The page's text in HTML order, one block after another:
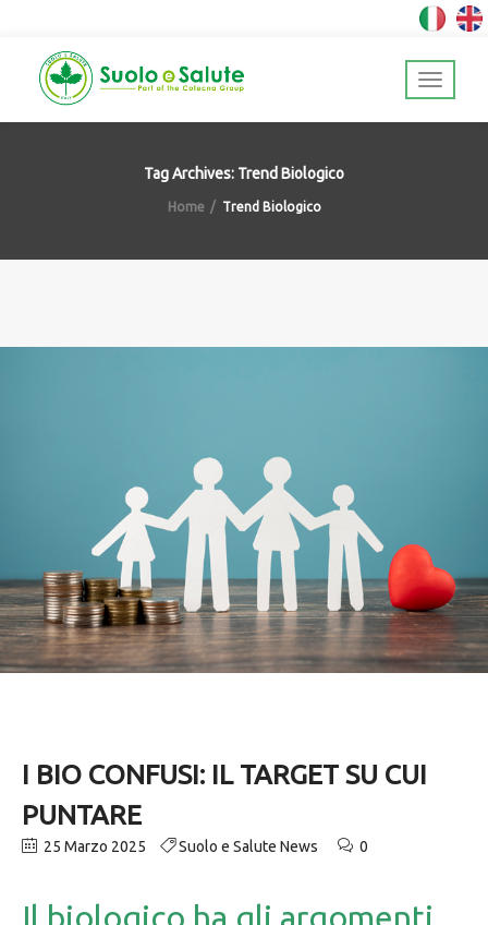
Tag Archives: Trend Biologico
Home Trend Biologico
I BIO CONFUSI: IL TARGET SU CUI
PUNTARE
25 Marzo 2025 Suolo e Salute News 0